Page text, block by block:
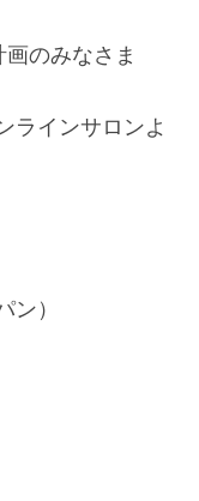
のみなさま
ラインサロンよ
ン）